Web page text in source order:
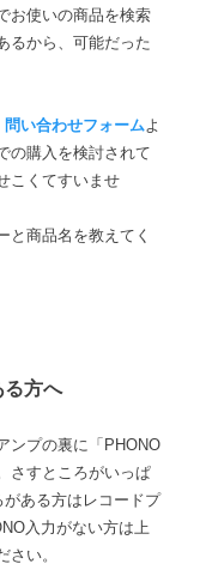
お使いの商品を検索
るから、可能だった
問い合わせフォームよ
の購入を検討されて
こくてすいませ
と商品名を教えてく
方へ
ンプの裏に「PHONO
さすところがいっぱ
ある方はレコードプ
入力がない方は上
い。